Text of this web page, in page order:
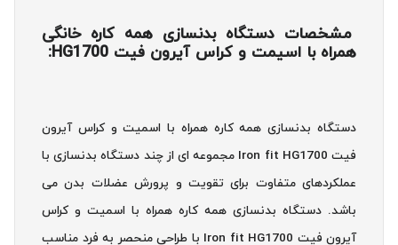
مشخصات دستگاه بدنسازی همه کاره خانگی
همراه با اسیمت و کراس آیرون فیت HG1700:
دستگاه بدنسازی همه کاره همراه با اسمیت و کراس آیرون
فیت Iron fit HG1700 مجموعه ای از چند دستگاه بدنسازی با
عملکردهای متفاوت برای تقویت و پرورش عضلات بدن می
باشد. دستگاه بدنسازی همه کاره همراه با اسمیت و کراس
آیرون فیت Iron fit HG1700 با طراحی منحصر به فرد مناسب